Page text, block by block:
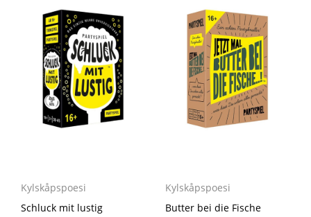
Kylskåpspoesi
Schluck mit lustig
Kylskåpspoesi
Butter bei die Fische